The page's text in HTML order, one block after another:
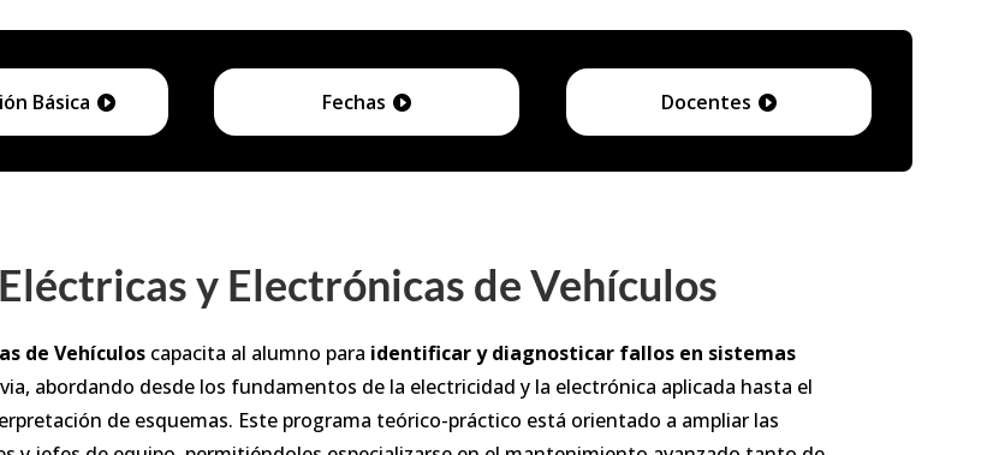
Básica Fechas Docentes
y Electrónicas de Vehículos
de Vehículos capacita al alumno para identificar y diagnosticar fallos en sistemas
abordando desde los fundamentos de la electricidad y la electrónica aplicada hasta el
de esquemas. Este programa teórico-práctico está orientado a ampliar las